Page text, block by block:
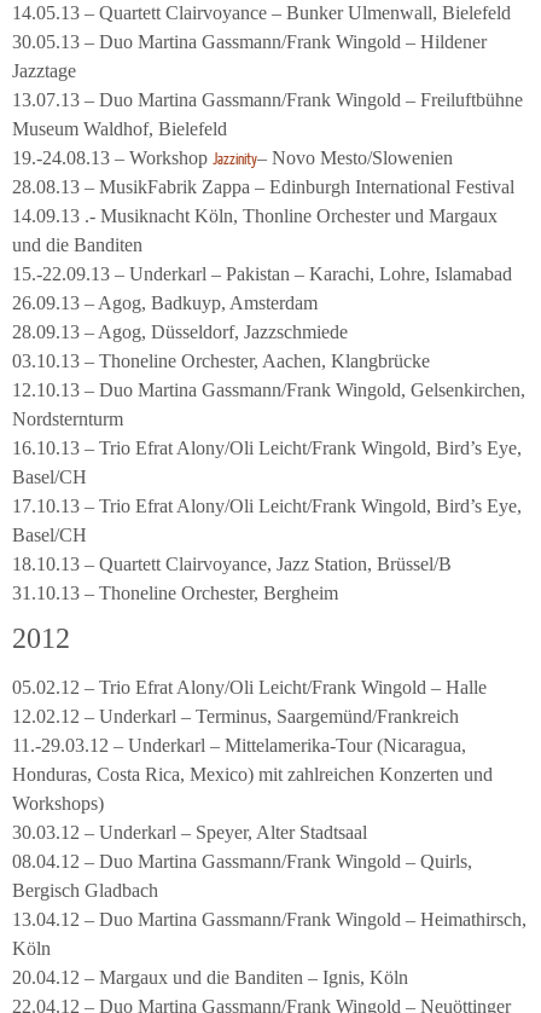
14.05.13 – Quartett Clairvoyance – Bunker Ulmenwall, Bielefeld
30.05.13 – Duo Martina Gassmann/Frank Wingold – Hildener
Jazztage
13.07.13 – Duo Martina Gassmann/Frank Wingold – Freiluftbühne
Museum Waldhof, Bielefeld
19.-24.08.13 – Workshop Jazzinity– Novo Mesto/Slowenien
28.08.13 – MusikFabrik Zappa – Edinburgh International Festival
14.09.13 .- Musiknacht Köln, Thonline Orchester und Margaux
und die Banditen
15.-22.09.13 – Underkarl – Pakistan – Karachi, Lohre, Islamabad
26.09.13 – Agog, Badkuyp, Amsterdam
28.09.13 – Agog, Düsseldorf, Jazzschmiede
03.10.13 – Thoneline Orchester, Aachen, Klangbrücke
12.10.13 – Duo Martina Gassmann/Frank Wingold, Gelsenkirchen,
Nordsternturm
16.10.13 – Trio Efrat Alony/Oli Leicht/Frank Wingold, Bird’s Eye,
Basel/CH
17.10.13 – Trio Efrat Alony/Oli Leicht/Frank Wingold, Bird’s Eye,
Basel/CH
18.10.13 – Quartett Clairvoyance, Jazz Station, Brüssel/B
31.10.13 – Thoneline Orchester, Bergheim
2012
05.02.12 – Trio Efrat Alony/Oli Leicht/Frank Wingold – Halle
12.02.12 – Underkarl – Terminus, Saargemünd/Frankreich
11.-29.03.12 – Underkarl – Mittelamerika-Tour (Nicaragua,
Honduras, Costa Rica, Mexico) mit zahlreichen Konzerten und
Workshops)
30.03.12 – Underkarl – Speyer, Alter Stadtsaal
08.04.12 – Duo Martina Gassmann/Frank Wingold – Quirls,
Bergisch Gladbach
13.04.12 – Duo Martina Gassmann/Frank Wingold – Heimathirsch,
Köln
20.04.12 – Margaux und die Banditen – Ignis, Köln
22.04.12 – Duo Martina Gassmann/Frank Wingold – Neuöttinger